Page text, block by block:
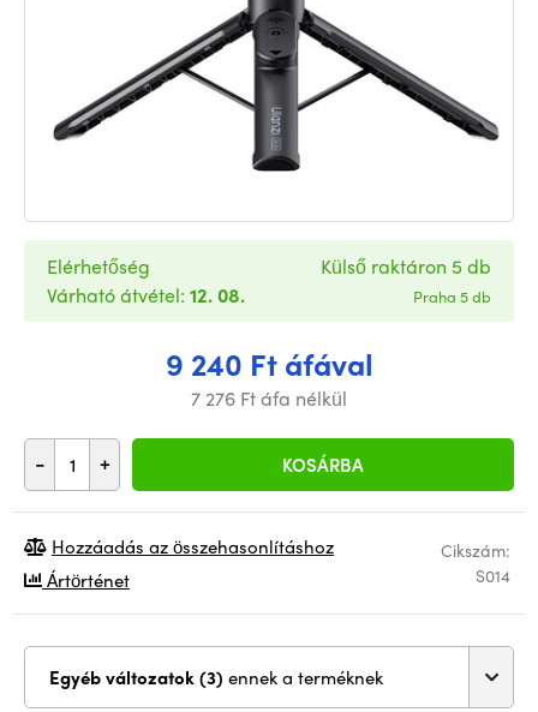
9 240 Ft áfával
7 276 Ft áfa nélkül
- + KOSÁRBA
Elérhetőség
Várható átvétel: 12. 08.
Külső raktáron 5 db
Praha 5 db
Cikszám:
S014
Hozzáadás az összehasonlításhoz
Ártörténet
Egyéb változatok (3) ennek a terméknek